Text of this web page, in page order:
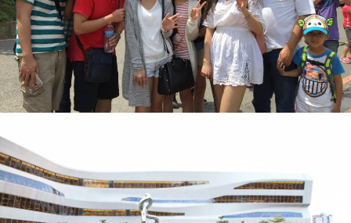
歷年國外旅遊/國內參訪